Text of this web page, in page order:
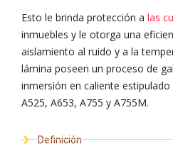
Esto le brinda protección a las
inmuebles y le otorga una
aislamiento al ruido y a la
lámina poseen un proceso de
inmersión en caliente
A525, A653, A755 y A755M.
Definición